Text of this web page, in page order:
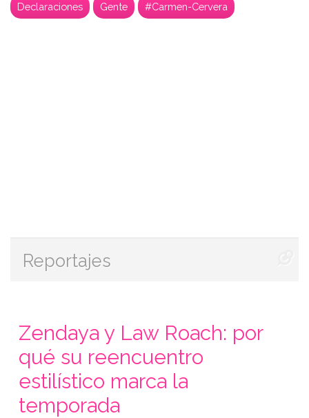
Declaraciones Gente #Carmen-Cervera
Reportajes
Zendaya y Law Roach: por
qué su reencuentro
estilístico marca la
temporada